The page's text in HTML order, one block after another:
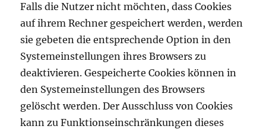
Falls die Nutzer nicht möchten, dass Cookies
auf ihrem Rechner gespeichert werden, werden
sie gebeten die entsprechende Option in den
Systemeinstellungen ihres Browsers zu
deaktivieren. Gespeicherte Cookies können in
den Systemeinstellungen des Browsers
gelöscht werden. Der Ausschluss von Cookies
kann zu Funktionseinschränkungen dieses